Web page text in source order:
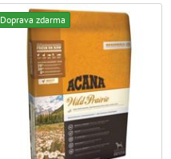
Doprava zdarma